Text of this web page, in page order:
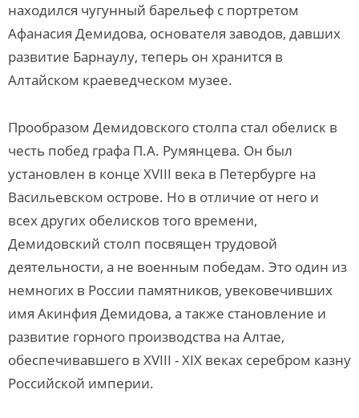
находился чугунный барельеф с портретом
Афанасия Демидова, основателя заводов, давших
развитие Барнаулу, теперь он хранится в
Алтайском краеведческом музее.
Прообразом Демидовского столпа стал обелиск в
честь побед графа П.А. Румянцева. Он был
установлен в конце XVIII века в Петербурге на
Васильевском острове. Но в отличие от него и
всех других обелисков того времени,
Демидовский столп посвящен трудовой
деятельности, а не военным победам. Это один из
немногих в России памятников, увековечивших
имя Акинфия Демидова, а также становление и
развитие горного производства на Алтае,
обеспечивавшего в XVIII - XIX веках серебром казну
Российской империи.